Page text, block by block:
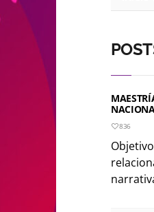
836